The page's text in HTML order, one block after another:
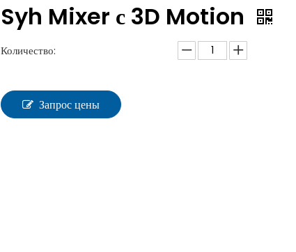
Syh Mixer с 3D Motion
Количество:
Запрос цены